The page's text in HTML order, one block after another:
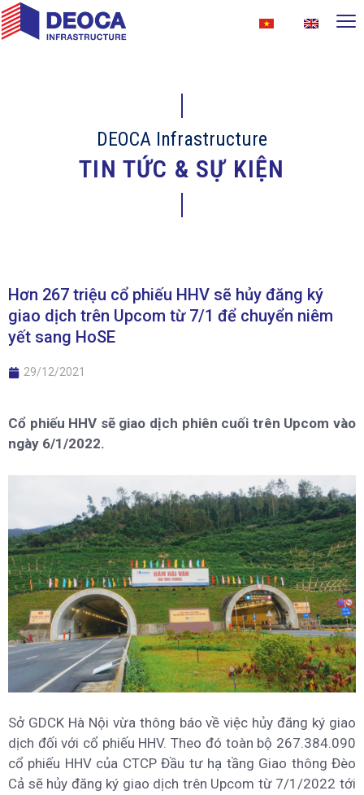
DEOCA Infrastructure
TIN TỨC & SỰ KIỆN
Hơn 267 triệu cổ phiếu HHV sẽ hủy đăng ký
giao dịch trên Upcom từ 7/1 để chuyển niêm
yết sang HoSE
29/12/2021
Cổ phiếu HHV sẽ giao dịch phiên cuối trên Upcom vào
ngày 6/1/2022.
Sở GDCK Hà Nội vừa thông báo về việc hủy đăng ký giao
dịch đối với cổ phiếu HHV. Theo đó toàn bộ 267.384.090
cổ phiếu HHV của CTCP Đầu tư hạ tầng Giao thông Đèo
Cả sẽ hủy đăng ký giao dịch trên Upcom từ 7/1/2022 tới